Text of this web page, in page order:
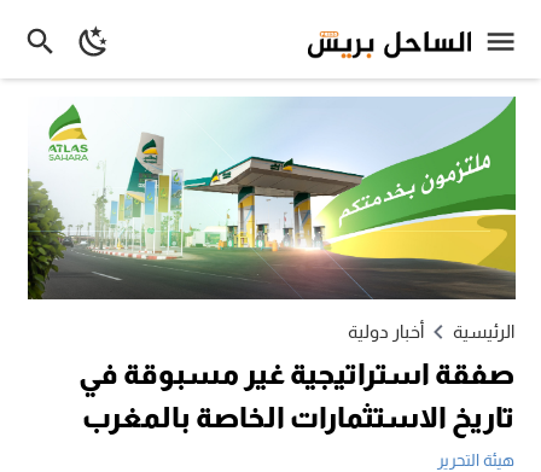
الرئيسية أخبار دولية
صفقة استراتيجية غير مسبوقة في
تاريخ الاستثمارات الخاصة بالمغرب
هيئة التحرير